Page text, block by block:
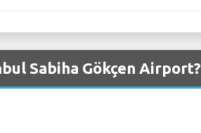
Sabiha Gökçen Airport?